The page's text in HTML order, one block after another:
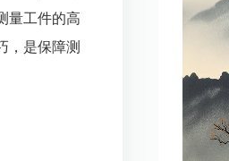
量工件的高
，是保障测